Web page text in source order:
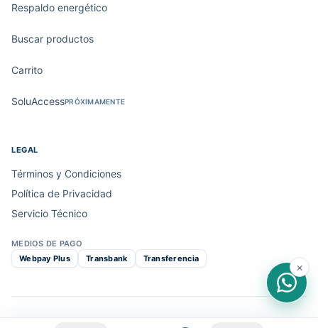
Respaldo energético
Buscar productos
Carrito
SoluAccessPRÓXIMAMENTE
LEGAL
Términos y Condiciones
Política de Privacidad
Servicio Técnico
MEDIOS DE PAGO
Webpay Plus
Transbank Transferencia
© 2026 Solutimp · V2
×